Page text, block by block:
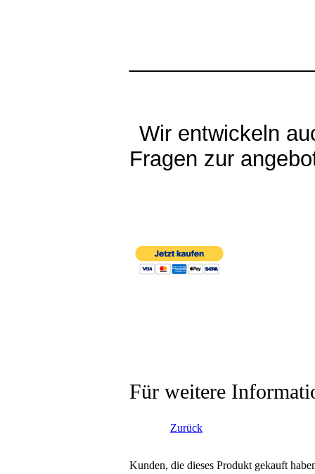
Wir entwickeln
Fragen zur
Für weitere
Zurück
Kunden, die dieses Produkt gekauft